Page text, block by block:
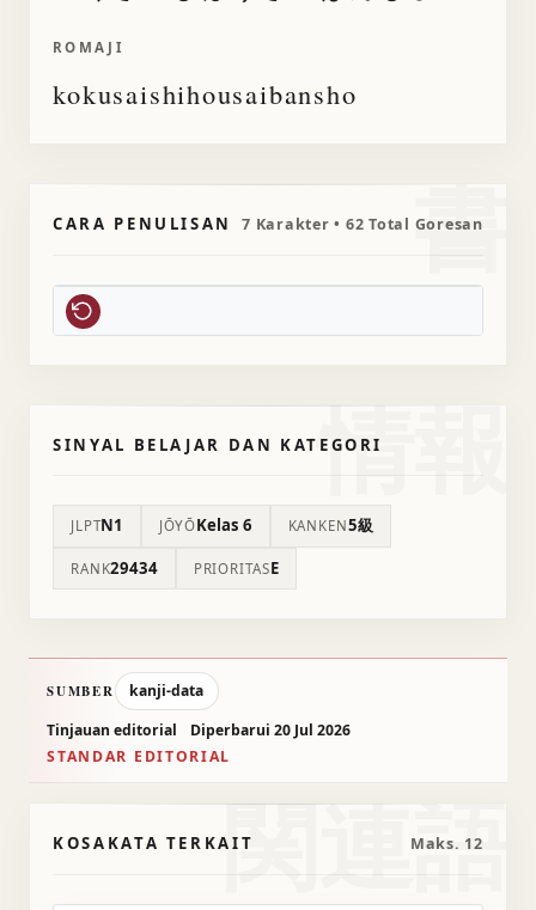
ROMAJI
kokusaishihousaibansho
書
CARA PENULISAN 7 Karakter • 62 Total Goresan
情報
SINYAL BELAJAR DAN KATEGORI
JLPTN1 JŌYŌKelas 6 KANKEN5級
RANK29434 PRIORITASE
SUMBER
kanji-data
Tinjauan editorial
Diperbarui 20 Jul 2026
STANDAR EDITORIAL
関連語
KOSAKATA TERKAIT Maks. 12